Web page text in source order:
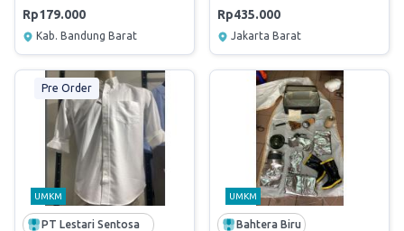
Rp179.000
Kab. Bandung Barat
Rp435.000
Jakarta Barat
Pre Order
UMKM
PT Lestari Sentosa
UMKM
Bahtera Biru